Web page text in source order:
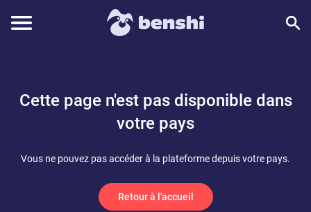
Cette page n'est pas disponible dans
votre pays
Vous ne pouvez pas accéder à la plateforme depuis votre pays.
Retour à l'accueil